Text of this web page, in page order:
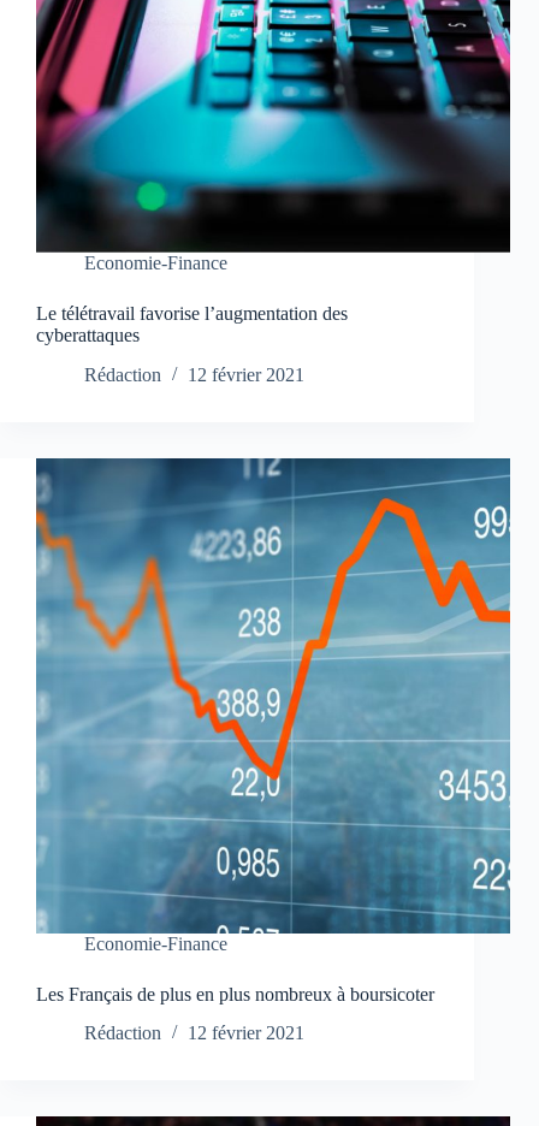
Economie-Finance
Le télétravail favorise l’augmentation des
cyberattaques
Rédaction
12 février 2021
Economie-Finance
Les Français de plus en plus nombreux à boursicoter
Rédaction
12 février 2021